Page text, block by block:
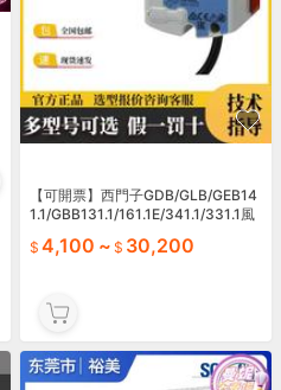
【可開票】西門子GDB/GLB/GEB14
1.1/GBB131.1/161.1E/341.1/331.1風
4,100 ~ 30,200